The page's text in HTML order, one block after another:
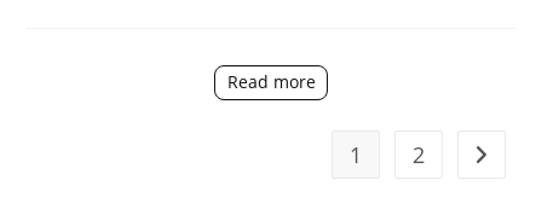
Spelersrollen,
Tactische
Read more
1 2 Go to